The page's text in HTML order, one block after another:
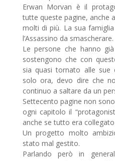
Erwan Morvan è il
tutte queste pagine, anche
molti di più. La sua
l’Assassino da smascherare.
Le persone che hanno
sostengono che con
sia quasi tornato alle
solo ora, devo dire che
continuo a saltare da un
Settecento pagine non
ogni capitolo il
anche se tutto era
Un progetto molto
stato mal gestito.
Parlando però in